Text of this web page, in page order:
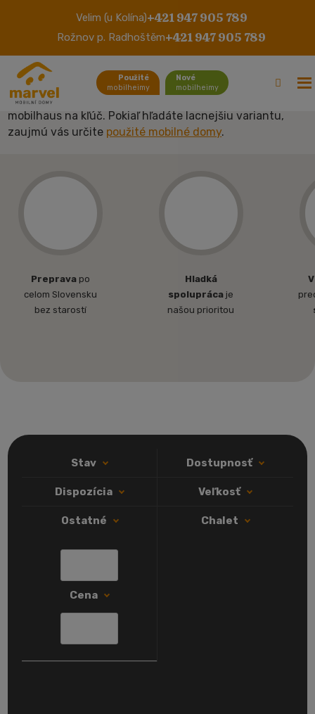
Velim (u Kolína)+421 947 905 789
Rožnov p. Radhoštěm+421 947 905 789
Použité
mobilheimy
Nové
mobilheimy
Novémobilheimy
Nový mobilhome vám nič nenahradí, preto ich nájdete aj
v našej ponuke. Okrem jednotlivých mobilhomov, ktoré
vidíte nižšie, môžete taktiež objednať úplne nový
mobilhaus na kľúč. Pokiaľ hľadáte lacnejšiu variantu,
zaujmú vás určite použité mobilné domy.
Preprava po
celom Slovensku
bez starostí
Hladká
spolupráca je
našou prioritou
Stav Dostupnosť
Dispozícia Veľkosť
Ostatné Chalet
Cena